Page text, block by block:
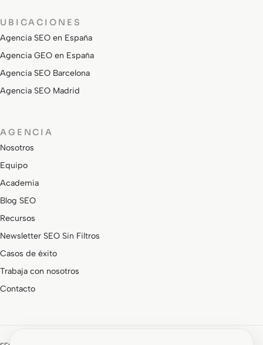
UBICACIONES
Agencia SEO en España
Agencia GEO en España
Agencia SEO Barcelona
Agencia SEO Madrid
AGENCIA
Nosotros
Equipo
Academia
Blog SEO
Recursos
Newsletter SEO Sin Filtros
Casos de éxito
Trabaja con nosotros
Contacto